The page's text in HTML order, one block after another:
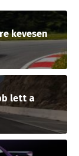
kevesen
lett a